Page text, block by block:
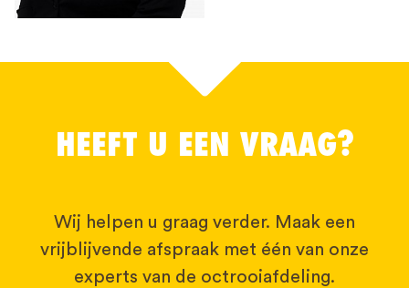
HEEFT U EEN VRAAG?
Wij helpen u graag verder. Maak een
vrijblijvende afspraak met één van onze
experts van de octrooiafdeling.